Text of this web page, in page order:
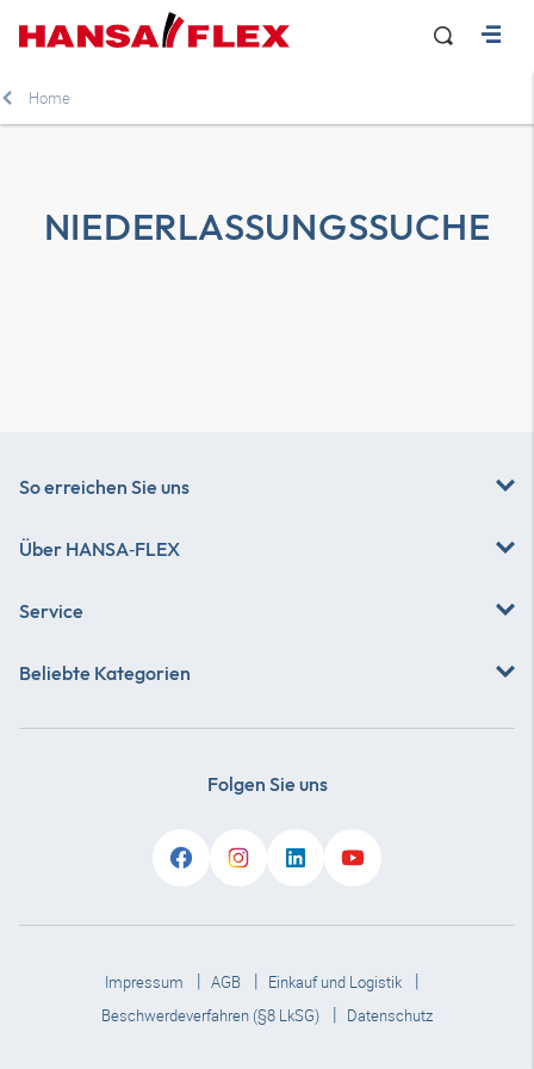
Home
NIEDERLASSUNGSSUCHE
So erreichen Sie uns
Über HANSA‑FLEX
Service
Beliebte Kategorien
Folgen Sie uns
Impressum AGB
Einkauf und Logistik
Beschwerdeverfahren (§8 LkSG)
Datenschutz